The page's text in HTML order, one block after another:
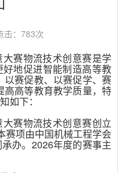
： 783次
赛物流技术创意赛是学
地促进智能制造高等教
以赛促教、以赛促学、赛
高高等教育教学质量，特
如下：
赛物流技术创意赛创立
赛项由中国机械工程学会
办。 2026年度的赛事主